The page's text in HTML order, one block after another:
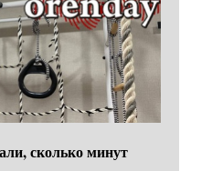
сколько минут